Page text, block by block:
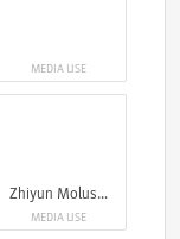
MEDIA USE
Zhiyun Molus G300
MEDIA USE